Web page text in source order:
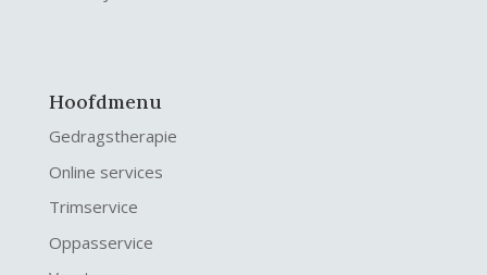
Hoofdmenu
Gedragstherapie
Online services
Trimservice
Oppasservice